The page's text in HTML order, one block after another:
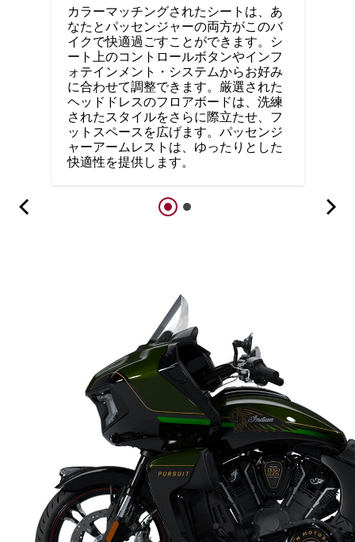
カラーマッチングされたシートは、あ
なたとパッセンジャーの両方がこのバ
イクで快適過ごすことができます。シ
ート上のコントロールボタンやインフ
ォテインメント・システムからお好み
に合わせて調整できます。厳選された
ヘッドドレスのフロアボードは、洗練
されたスタイルをさらに際立たせ、フ
ットスペースを広げます。パッセンジ
ャーアームレストは、ゆったりとした
快適性を提供します。